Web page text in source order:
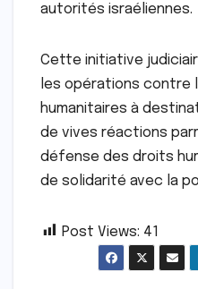
autorités israéliennes.
Cette initiative
les opérations contre
humanitaires à
de vives réactions
défense des droits
de solidarité avec la
Post Views: 41